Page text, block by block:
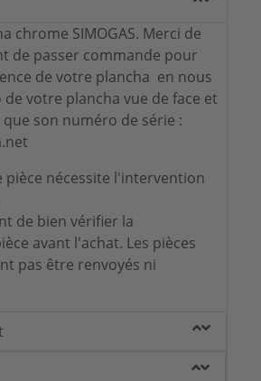
chrome SIMOGAS. Merci de
de passer commande pour
de votre plancha en nous
votre plancha vue de face et
son numéro de série :
pièce nécessite l'intervention
de bien vérifier la
avant l'achat. Les pièces
pas être renvoyés ni